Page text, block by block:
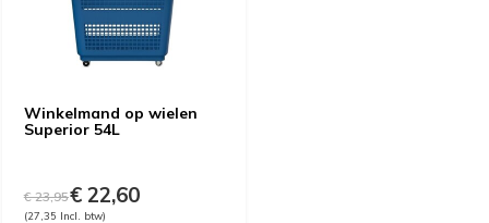
Winkelmand op wielen
Superior 54L
€ 23,95€ 22,60
(27,35 Incl. btw)